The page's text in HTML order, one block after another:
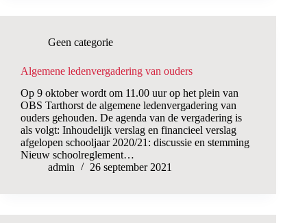
Geen categorie
Algemene ledenvergadering van ouders
Op 9 oktober wordt om 11.00 uur op het plein van
OBS Tarthorst de algemene ledenvergadering van
ouders gehouden. De agenda van de vergadering is
als volgt: Inhoudelijk verslag en financieel verslag
afgelopen schooljaar 2020/21: discussie en stemming
Nieuw schoolreglement…
admin
26 september 2021